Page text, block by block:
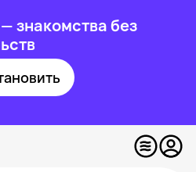
знакомства без